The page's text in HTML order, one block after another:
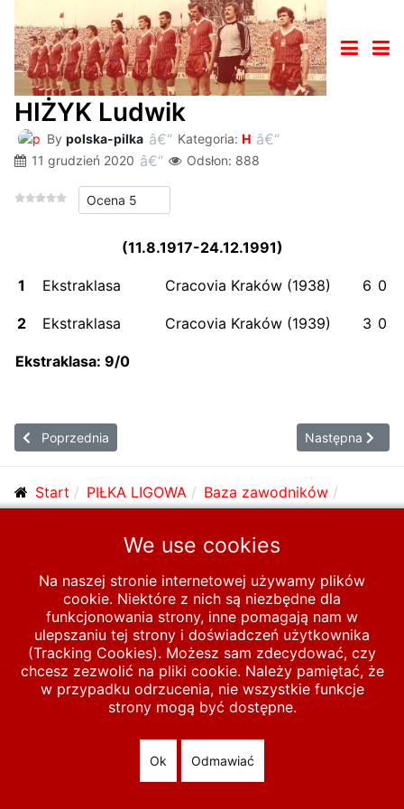
HIŻYK Ludwik
By polska-pilka Kategoria: H
11 grudzień 2020
Odsłon: 888
Proszę, oceń
(11.8.1917-24.12.1991)
1 Ekstraklasa Cracovia Kraków (1938) 6 0
2 Ekstraklasa Cracovia Kraków (1939) 3 0
Ekstraklasa: 9/0
Poprzednia strona: HLAVATY Neil
Poprzednia Następna
Następna
Start PIŁKA LIGOWA
Baza zawodników
© 2026 polska-pilka.pl| Tanie strony internetowe All Rights
Reserved
We use cookies
Na naszej stronie internetowej używamy plików
cookie. Niektóre z nich są niezbędne dla
funkcjonowania strony, inne pomagają nam w
ulepszaniu tej strony i doświadczeń użytkownika
(Tracking Cookies). Możesz sam zdecydować, czy
chcesz zezwolić na pliki cookie. Należy pamiętać, że
w przypadku odrzucenia, nie wszystkie funkcje
strony mogą być dostępne.
Ok Odmawiać